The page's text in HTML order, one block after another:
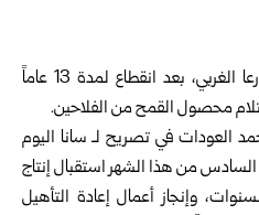
الغربي، بعد انقطاع لمدة 13 عاماً
محصول القمح من الفلاحين.
العودات في تصريح لـ سانا اليوم
السادس من هذا الشهر استقبال إنتاج
وإنجاز أعمال إعادة التأهيل